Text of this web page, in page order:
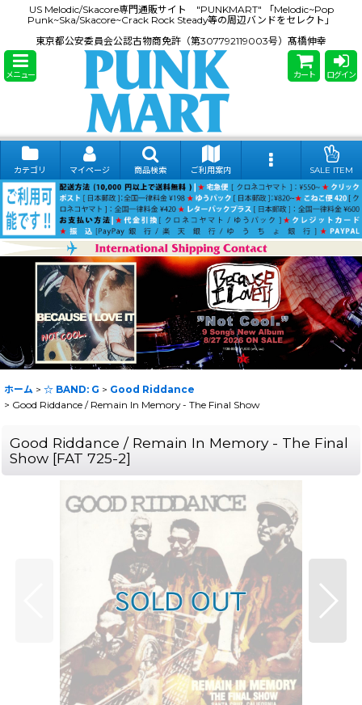
US Melodic/Skacore専門通販サイト "PUNKMART" 「Melodic~Pop
Punk~Ska/Skacore~Crack Rock Steady等の周辺バンドをセレクト」
東京都公安委員会公認古物商免許（第307792119003号）髙橋伸幸
メニュー カート ログイン
カテゴリ マイページ 商品検索 ご利用案内 SALE ITEM
ホーム > ☆ BAND: G > Good Riddance
> Good Riddance / Remain In Memory - The Final Show
Good Riddance / Remain In Memory - The Final
Show [FAT 725-2]